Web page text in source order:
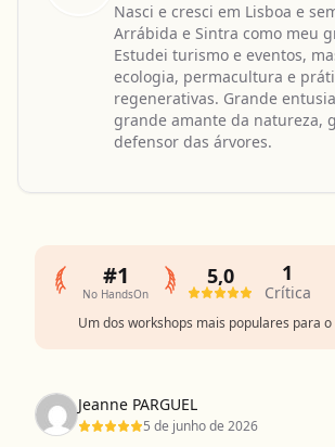
Nasci e cresci em Lisboa e
Arrábida e Sintra como meu
Estudei turismo e eventos,
ecologia, permacultura e
regenerativas. Grande
grande amante da natureza,
defensor das árvores.
#1
No HandsOn
Um dos workshops mais populares para o
5,0 1
Crítica
Jeanne PARGUEL
5 de junho de 2026